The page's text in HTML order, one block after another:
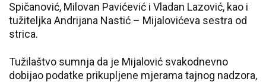
Spičanović, Milovan Pavićević i Vladan Lazović, kao i
tužiteljka Andrijana Nastić – Mijalovićeva sestra od
strica.
Tužilaštvo sumnja da je Mijalović svakodnevno
dobijao podatke prikupljene mjerama tajnog nadzora,